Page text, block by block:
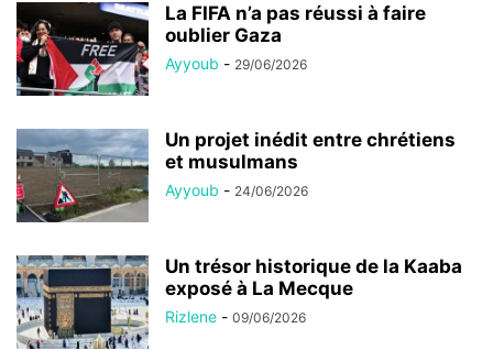
La FIFA n’a pas réussi à faire
oublier Gaza
Ayyoub - 29/06/2026
Un projet inédit entre chrétiens
et musulmans
Ayyoub - 24/06/2026
Un trésor historique de la Kaaba
exposé à La Mecque
Rizlene - 09/06/2026